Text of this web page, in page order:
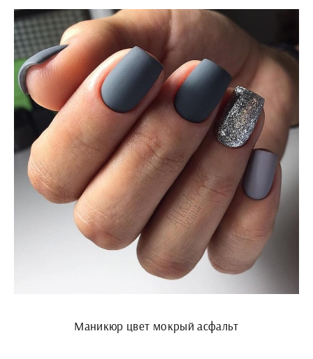
Маникюр цвет мокрый асфальт